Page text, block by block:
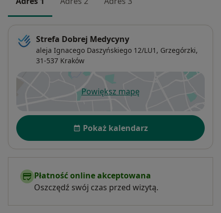
Strefa Dobrej Medycyny
aleja Ignacego Daszyńskiego 12/LU1, Grzegórzki,
31-537 Kraków
Powiększ mapęotwiera się w nowej karcie
Dostępność
Pokaż kalendarz
Płatność online akceptowana
Oszczędź swój czas przed wizytą.